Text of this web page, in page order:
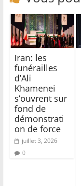
Iran: les
funérailles
d’Ali
Khamenei
s’ouvrent sur
fond de
démonstrati
on de force
juillet 3, 2026
0